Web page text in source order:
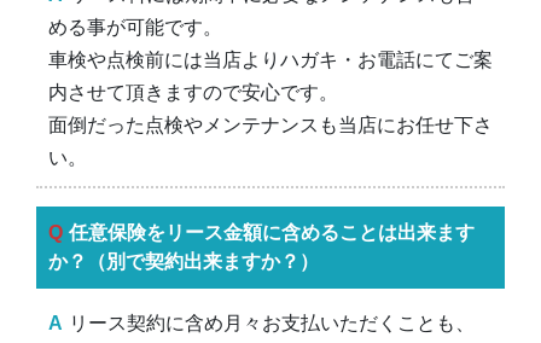
める事が可能です。
車検や点検前には当店よりハガキ・お電話にてご案
内させて頂きますので安心です。
面倒だった点検やメンテナンスも当店にお任せ下さ
い。
任意保険をリース金額に含めることは出来ます
か？（別で契約出来ますか？）
リース契約に含め月々お支払いただくことも、